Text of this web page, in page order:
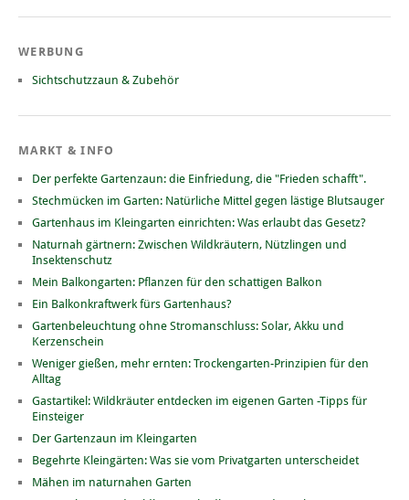
WERBUNG
Sichtschutzzaun & Zubehör
MARKT & INFO
Der perfekte Gartenzaun: die Einfriedung, die "Frieden schafft".
Stechmücken im Garten: Natürliche Mittel gegen lästige Blutsauger
Gartenhaus im Kleingarten einrichten: Was erlaubt das Gesetz?
Naturnah gärtnern: Zwischen Wildkräutern, Nützlingen und
Insektenschutz
Mein Balkongarten: Pflanzen für den schattigen Balkon
Ein Balkonkraftwerk fürs Gartenhaus?
Gartenbeleuchtung ohne Stromanschluss: Solar, Akku und
Kerzenschein
Weniger gießen, mehr ernten: Trockengarten-Prinzipien für den
Alltag
Gastartikel: Wildkräuter entdecken im eigenen Garten -Tipps für
Einsteiger
Der Gartenzaun im Kleingarten
Begehrte Kleingärten: Was sie vom Privatgarten unterscheidet
Mähen im naturnahen Garten